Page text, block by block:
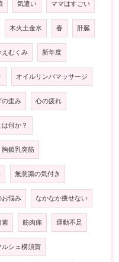
気遣い ママはすごい
木火土金水 春 肝臓
えむくみ 新年度
オイルリンパマッサージ
の歪み 心の疲れ
は何か？
胸鎖乳突筋
無意識の気付き
お悩み なかなか痩せない
素 筋肉痛 運動不足
ルシェ横須賀